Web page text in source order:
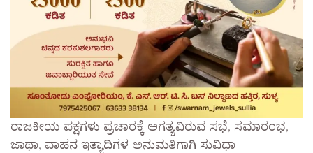
ರಾಜಕೀಯ ಪಕ್ಷಗಳು ಪ್ರಚಾರಕ್ಕೆ ಅಗತ್ಯವಿರುವ ಸಭೆ, ಸಮಾರಂಭ,
ಜಾಥಾ, ವಾಹನ ಇತ್ಯಾದಿಗಳ ಅನುಮತಿಗಾಗಿ ಸುವಿಧಾ